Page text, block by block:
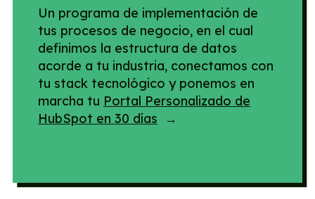
Un programa de implementación de
tus procesos de negocio, en el cual
definimos la estructura de datos
acorde a tu industria, conectamos con
tu stack tecnológico y ponemos en
marcha tu Portal Personalizado de
HubSpot en 30 días →